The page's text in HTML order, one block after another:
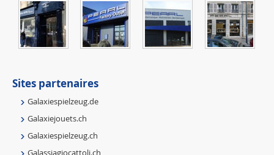
Sites partenaires
Galaxiespielzeug.de
Galaxiejouets.ch
Galaxiespielzeug.ch
Galassiagiocattoli.ch